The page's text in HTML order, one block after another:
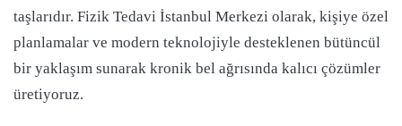
taşlarıdır. Fizik Tedavi İstanbul Merkezi olarak, kişiye özel
planlamalar ve modern teknolojiyle desteklenen bütüncül
bir yaklaşım sunarak kronik bel ağrısında kalıcı çözümler
üretiyoruz.